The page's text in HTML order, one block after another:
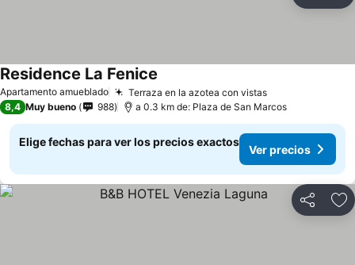
Apartamento amueblado Terraza en la azotea con vistas
Residence La Fenice
8,4 Muy bueno 988 a 0.3 km de: Plaza de San Marcos
Elige fechas para ver los precios exactos
Ver precios
Compartir